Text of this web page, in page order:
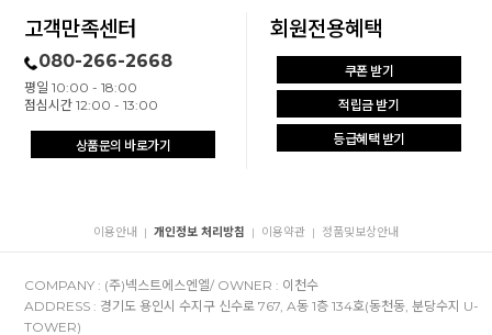
고객만족센터
080-266-2668
평일 10:00 - 18:00
점심시간 12:00 - 13:00
상품문의 바로가기
회원전용혜택
쿠폰 받기
적립금 받기
등급혜택 받기
이용안내 | 개인정보 처리방침 | 이용약관 | 정품및보상안내
COMPANY : (주)넥스트에스엔엘/ OWNER : 이천수
ADDRESS : 경기도 용인시 수지구 신수로 767, A동 1층 134호(동천동, 분당수지 U-
TOWER)